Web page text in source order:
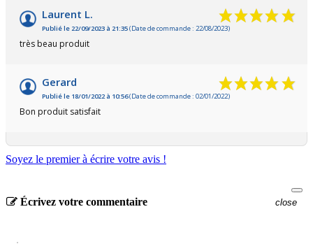
Laurent L.
Publié le 22/09/2023 à 21:35(Date de commande : 22/08/2023)
très beau produit
Gerard
Publié le 18/01/2022 à 10:56(Date de commande : 02/01/2022)
Bon produit satisfait
Soyez le premier à écrire votre avis !
Écrivez votre commentaire close